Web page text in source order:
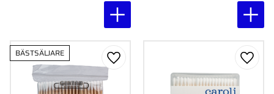
BÄSTSÄLJARE
Lägg till i favoriter Lägg